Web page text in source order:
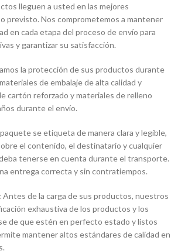
lleguen a usted en las mejores
previsto. Nos comprometemos a mantener
en cada etapa del proceso de envío para
y garantizar su satisfacción.
la protección de sus productos durante
de embalaje de alta calidad y
cartón reforzado y materiales de relleno
durante el envío.
se etiqueta de manera clara y legible,
el contenido, el destinatario y cualquier
tenerse en cuenta durante el transporte.
entrega correcta y sin contratiempos.
Antes de la carga de sus productos, nuestros
exhaustiva de los productos y los
de que estén en perfecto estado y listos
mantener altos estándares de calidad en